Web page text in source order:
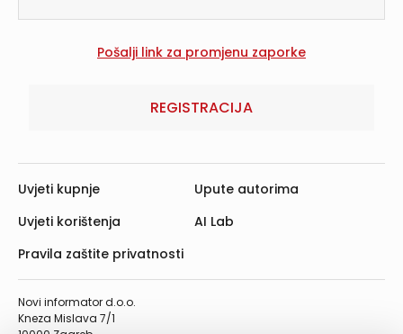
REGISTRACIJA
Novi informator d.o.o.
Kneza Mislava 7/1
Uvjeti kupnje
Uvjeti korištenja
Pravila zaštite privatnosti
Upute autorima
AI Lab